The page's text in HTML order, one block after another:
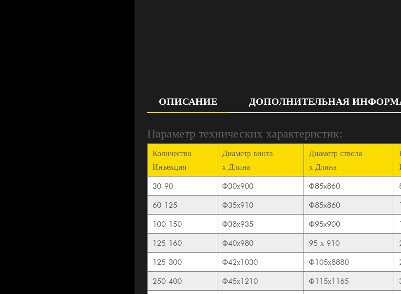
ОПИСАНИЕ ДОПОЛНИТЕЛЬНАЯ
Параметр технических характеристик:
Количество
Инъекция
Диаметр винта
х Длина
Диаметр ствола
х Длина
30-90
Φ30x900 Φ85x860
60-125
Φ35x910 Φ85x860
100-150
Φ38x935 Φ95x900
125-160
Φ40x980 95 х 910
125-300
Φ42x1030 Φ105x8880
250-400
Φ45x1210 Φ115x1165